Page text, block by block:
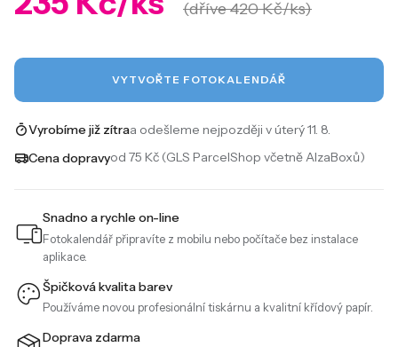
(dříve 420 Kč/ks)
VYTVOŘTE FOTOKALENDÁŘ
Vyrobíme již zítraa odešleme nejpozději v úterý 11. 8.
Cena dopravyod 75 Kč (GLS ParcelShop včetně AlzaBoxů)
Snadno a rychle on-line
Fotokalendář připravíte z mobilu nebo počítače bez instalace
aplikace.
Špičková kvalita barev
Používáme novou profesionální tiskárnu a kvalitní křídový papír.
Doprava zdarma